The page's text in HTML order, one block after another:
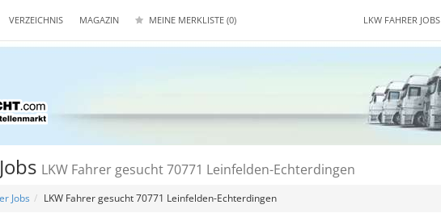
VERZEICHNIS MAGAZIN MEINE MERKLISTE (0) LKW FAHRER JOBS
LKW Fahrer gesucht 70771 Leinfelden-Echterdingen
Jobs LKW Fahrer gesucht 70771 Leinfelden-Echterdingen